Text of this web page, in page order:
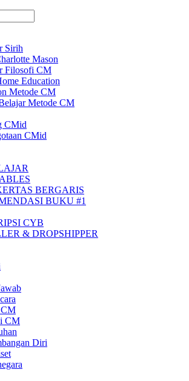
Sirih
Mason
Filosofi CM
Education
Metode CM
Metode CM
CMid
CMid
BERGARIS
BUKU #1
CYB
& DROPSHIPPER
CM
Diri